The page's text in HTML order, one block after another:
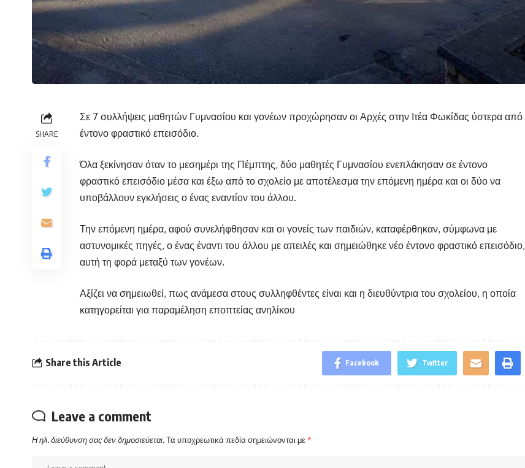
SHARE
Σε 7 συλλήψεις μαθητών Γυμνασίου και γονέων προχώρησαν οι Αρχές στην Ιτέα Φωκίδας ύστερα από
έντονο φραστικό επεισόδιο.
Όλα ξεκίνησαν όταν το μεσημέρι της Πέμπτης, δύο μαθητές Γυμνασίου ενεπλάκησαν σε έντονο
φραστικό επεισόδιο μέσα και έξω από το σχολείο με αποτέλεσμα την επόμενη ημέρα και οι δύο να
υποβάλλουν εγκλήσεις ο ένας εναντίον του άλλου.
Την επόμενη ημέρα, αφού συνελήφθησαν και οι γονείς των παιδιών, καταφέρθηκαν, σύμφωνα με
αστυνομικές πηγές, ο ένας έναντι του άλλου με απειλές και σημειώθηκε νέο έντονο φραστικό επεισόδιο,
αυτή τη φορά μεταξύ των γονέων.
Αξίζει να σημειωθεί, πως ανάμεσα στους συλληφθέντες είναι και η διευθύντρια του σχολείου, η οποία
κατηγορείται για παραμέληση εποπτείας ανηλίκου
Share this Article Facebook Twitter
Leave a comment
Η ηλ. διεύθυνση σας δεν δημοσιεύεται.Τα υποχρεωτικά πεδία σημειώνονται με*